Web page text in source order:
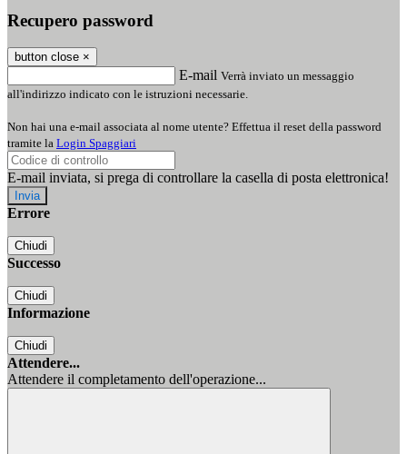
Recupero password
button close ×
E-mail Verrà inviato un messaggio
all'indirizzo indicato con le istruzioni necessarie.
Non hai una e-mail associata al nome utente? Effettua il reset della password
tramite la Login Spaggiari
E-mail inviata, si prega di controllare la casella di posta elettronica!
Errore
Chiudi
Successo
Chiudi
Informazione
Chiudi
Attendere...
Attendere il completamento dell'operazione...